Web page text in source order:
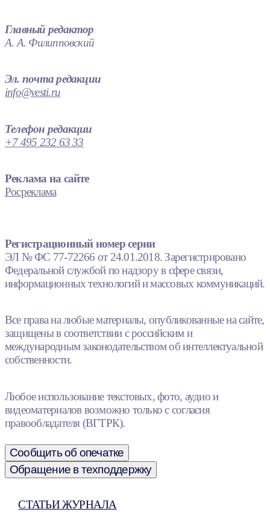
Главный редактор
А. А. Филипповский
Эл. почта редакции
info@vesti.ru
Телефон редакции
+7 495 232 63 33
Реклама на сайте
Росреклама
Регистрационный номер серии
ЭЛ № ФС 77-72266 от 24.01.2018. Зарегистрировано
Федеральной службой по надзору в сфере связи,
информационных технологий и массовых коммуникаций.
Все права на любые материалы, опубликованные на сайте,
защищены в соответствии с российским и
международным законодательством об интеллектуальной
собственности.
Любое использование текстовых, фото, аудио и
видеоматериалов возможно только с согласия
правообладателя (ВГТРК).
Сообщить об опечатке
Обращение в техподдержку
СТАТЬИ ЖУРНАЛА